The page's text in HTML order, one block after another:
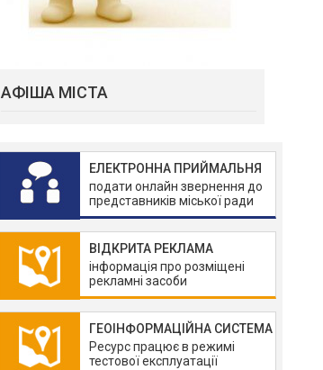
АФІША МІСТА
ЕЛЕКТРОННА ПРИЙМАЛЬНЯ
подати онлайн звернення до
представників міської ради
ВІДКРИТА РЕКЛАМА
інформація про розміщені
рекламні засоби
ГЕОІНФОРМАЦІЙНА СИСТЕМА
Ресурс працює в режимі
тестової експлуатації